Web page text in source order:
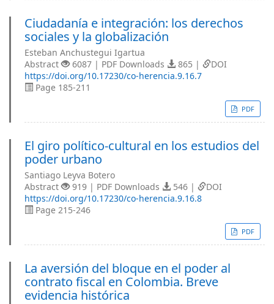
Ciudadanía e integración: los derechos
sociales y la globalización
Esteban Anchustegui Igartua
Abstract
6087 | PDF Downloads 865 |
DOI
https://doi.org/10.17230/co-herencia.9.16.7
Page 185-211
PDF
El giro político-cultural en los estudios del
poder urbano
Santiago Leyva Botero
Abstract
919 | PDF Downloads 546 |
DOI
https://doi.org/10.17230/co-herencia.9.16.8
Page 215-246
PDF
La aversión del bloque en el poder al
contrato fiscal en Colombia. Breve
evidencia histórica